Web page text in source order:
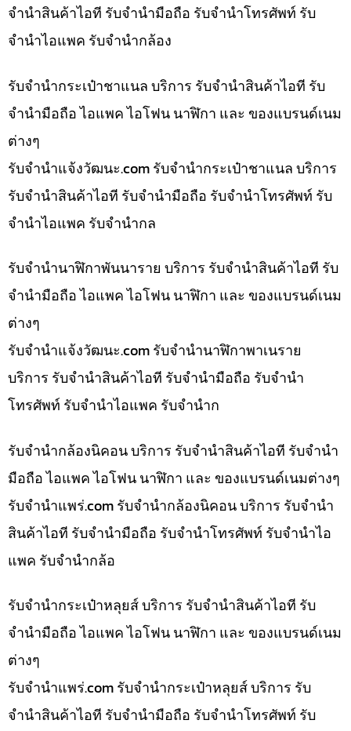
จำนำสินค้าไอที รับจำนำมือถือ รับจำนำโทรศัพท์ รับ
จำนำไอแพค รับจำนำกล้อง
รับจำนำกระเป๋าชาแนล บริการ รับจำนำสินค้าไอที รับ
จำนำมือถือ ไอแพค ไอโฟน นาฬิกา และ ของแบรนด์เนม
ต่างๆ
รับจํานําแจ้งวัฒนะ.com รับจำนำกระเป๋าชาแนล บริการ
รับจำนำสินค้าไอที รับจำนำมือถือ รับจำนำโทรศัพท์ รับ
จำนำไอแพค รับจำนำกล
รับจำนำนาฬิกาพันนาราย บริการ รับจำนำสินค้าไอที รับ
จำนำมือถือ ไอแพค ไอโฟน นาฬิกา และ ของแบรนด์เนม
ต่างๆ
รับจํานําแจ้งวัฒนะ.com รับจำนำนาฬิกาพาเนราย
บริการ รับจำนำสินค้าไอที รับจำนำมือถือ รับจำนำ
โทรศัพท์ รับจำนำไอแพค รับจำนำก
รับจำนำกล้องนิคอน บริการ รับจำนำสินค้าไอที รับจำนำ
มือถือ ไอแพค ไอโฟน นาฬิกา และ ของแบรนด์เนมต่างๆ
รับจํานําแพร่.com รับจำนำกล้องนิคอน บริการ รับจำนำ
สินค้าไอที รับจำนำมือถือ รับจำนำโทรศัพท์ รับจำนำไอ
แพค รับจำนำกล้อ
รับจำนำกระเป๋าหลุยส์ บริการ รับจำนำสินค้าไอที รับ
จำนำมือถือ ไอแพค ไอโฟน นาฬิกา และ ของแบรนด์เนม
ต่างๆ
รับจํานําแพร่.com รับจำนำกระเป๋าหลุยส์ บริการ รับ
จำนำสินค้าไอที รับจำนำมือถือ รับจำนำโทรศัพท์ รับ